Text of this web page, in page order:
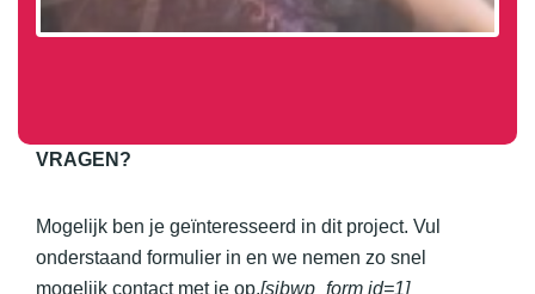
VRAGEN?
Mogelijk ben je geïnteresseerd in dit project. Vul
onderstaand formulier in en we nemen zo snel
mogelijk contact met je op. [sibwp_form id=1]